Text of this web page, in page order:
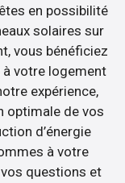
en possibilité
solaires sur
vous bénéficiez
à votre logement
expérience,
optimale de vos
d’énergie
à votre
questions et